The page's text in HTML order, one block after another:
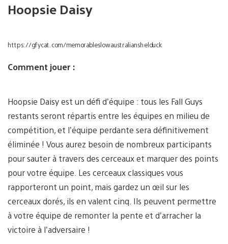
Hoopsie Daisy
https://gfycat.com/memorableslowaustralianshelduck
Comment jouer :
Hoopsie Daisy est un défi d’équipe : tous les Fall Guys
restants seront répartis entre les équipes en milieu de
compétition, et l’équipe perdante sera définitivement
éliminée ! Vous aurez besoin de nombreux participants
pour sauter à travers des cerceaux et marquer des points
pour votre équipe. Les cerceaux classiques vous
rapporteront un point, mais gardez un œil sur les
cerceaux dorés, ils en valent cinq. Ils peuvent permettre
à votre équipe de remonter la pente et d’arracher la
victoire à l’adversaire !